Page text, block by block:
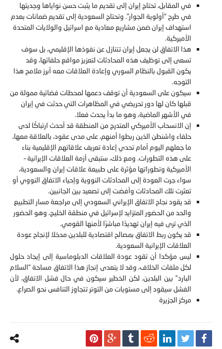
في المقابل، تحتاج إيران إلى تقديم ما يثبت حسن نواياها وجديتها
في طرح “أولوية الجوار”. وتحتاج السعودية إلى تقديم ضمانات بعدم
استهداف إيران ضمن مشاريع معادية مع اسرائيل والولايات المتحدة
الأميركية.
هذا الاتفاق لن يجعل إيران تتنازل عن نفوذها الإقليمي، بل سوف
تسعى إلى توظيف هذه المحادثات لتعزيز مواقع حلفائها، وقد
يكون القبول بالنظام السوري وإعادة العلاقات معه أبرز ملامح هذا
التوجه.
سيكون على السعودية أن توقف دعمها لمحطات فضائية ممولة من
قبلها كان لها دور تحريضي في المظاهرات التي حدثت في إيران
في الأشهر الماضية، وهو ما بدأ يحدث فعلا.
إن الانسحاب الأميركي المتدرج من المنطقة قد أحدث ارتباكًا لدى
حلفاء واشنطن الذين ربطوا أمنهم، على مدى عقود، بالعلاقة معها،
ما جعلهم اليوم أمام تحدي إعادة تعريف علاقاتهم الإقليمية بناء
على هذه التطورات. ومع ذلك، ستبقى أزمة العلاقات الإيرانية –
الأميركية وتطوراتها مؤثرة على طبيعة علاقات إيران والسعودية،
سواء جرت العودة إلى المحادثات النووية وإحياء الاتفاق النووي أو
تعثرت تلك المحادثات وأفضت إلى تصعيد بين الجانبين.
قد يقود نجاح الاتفاق الإيراني السعودي إلى مراجعة مسار التطبيع
والحد من الحضور المتزايد لإسرائيل في منطقة الخليج، وهو الحضور
الذي ترى فيه إيران تهديدًا مباشرًا لأمنها القومي.
قد يكون ربط الاتفاق بمصالح اقتصادية للبلدين مدخلا لإنجاح عودة
العلاقات الإيرانية السعودية.
ليس مؤكدا أن تقود عودة العلاقات الدبلوماسية إلى إيجاد حلول
لكل ملفات الخلاف، وقد لا يتعدى إنجاز هذا الاتفاق مساحة “السلام
البارد” بين البلدين. لكن الخطير سيكون في حال فشل الاتفاق، لأن
الفشل سيقود إلى مستويات من التوتر تتجاوز التنافس نحو الصراع.
مركز الجزيرة